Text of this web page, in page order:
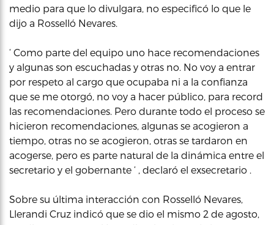
medio para que lo divulgara, no especificó lo que le
dijo a Rosselló Nevares.
‘ Como parte del equipo uno hace recomendaciones
y algunas son escuchadas y otras no. No voy a entrar
por respeto al cargo que ocupaba ni a la confianza
que se me otorgó, no voy a hacer público, para record
las recomendaciones. Pero durante todo el proceso se
hicieron recomendaciones, algunas se acogieron a
tiempo, otras no se acogieron, otras se tardaron en
acogerse, pero es parte natural de la dinámica entre el
secretario y el gobernante ‘ , declaró el exsecretario .
Sobre su última interacción con Rosselló Nevares,
Llerandi Cruz indicó que se dio el mismo 2 de agosto,